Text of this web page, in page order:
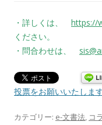
・詳しくは、 https://
ください。
・問合わせは、
投票をお願いいたしま
カテゴリー: e-文書法, コ